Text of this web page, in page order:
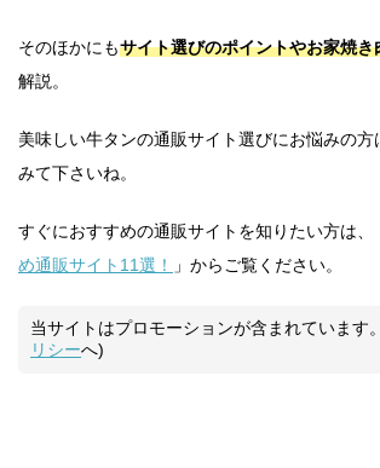
そのほかにもサイト選びのポイントやお家焼き
解説。
美味しい牛タンの通販サイト選びにお悩みの方
みて下さいね。
すぐにおすすめの通販サイトを知りたい方は、
め通販サイト11選！
」からご覧ください。
当サイトはプロモーションが含まれています
リシーへ)